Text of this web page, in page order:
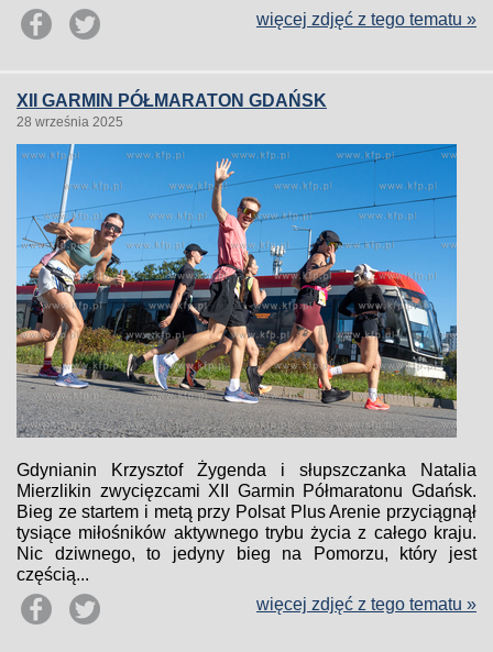
więcej zdjęć z tego tematu »
XII GARMIN PÓŁMARATON GDAŃSK
28 września 2025
Gdynianin Krzysztof Żygenda i słupszczanka Natalia
Mierzlikin zwycięzcami XII Garmin Półmaratonu Gdańsk.
Bieg ze startem i metą przy Polsat Plus Arenie przyciągnął
tysiące miłośników aktywnego trybu życia z całego kraju.
Nic dziwnego, to jedyny bieg na Pomorzu, który jest
częścią...
więcej zdjęć z tego tematu »